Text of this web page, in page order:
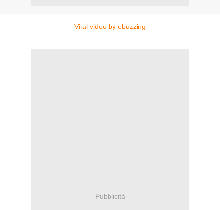
Viral video by ebuzzing
Pubblicità